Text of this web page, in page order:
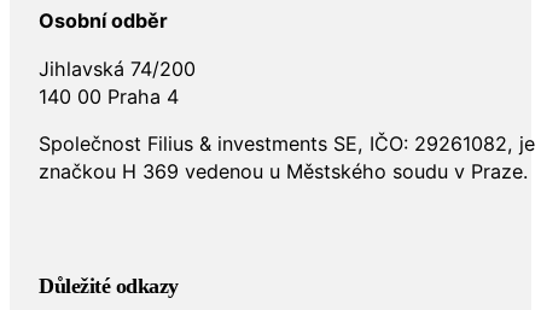
Osobní odběr
Jihlavská 74/200
140 00 Praha 4
Společnost Filius & investments SE, IČO: 29261082,
značkou H 369 vedenou u Městského soudu v Praze.
Důležité odkazy